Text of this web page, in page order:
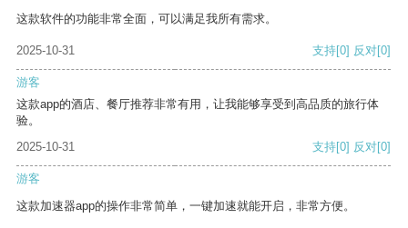
这款软件的功能非常全面，可以满足我所有需求。
2025-10-31 支持[0] 反对[0]
游客
这款app的酒店、餐厅推荐非常有用，让我能够享受到高品质的旅行体
验。
2025-10-31
支持[0] 反对[0]
游客
这款加速器app的操作非常简单，一键加速就能开启，非常方便。